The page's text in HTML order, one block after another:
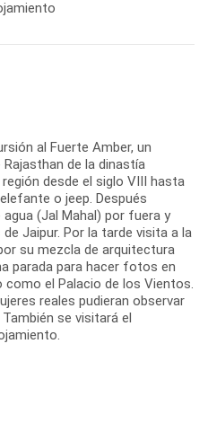
al Fuerte Amber, un
de la dinastía
desde el siglo VIII hasta
o jeep. Después
(Jal Mahal) por fuera y
Jaipur. Por la tarde visita a la
su mezcla de arquitectura
parada para hacer fotos en
el Palacio de los Vientos.
reales pudieran observar
se visitará el